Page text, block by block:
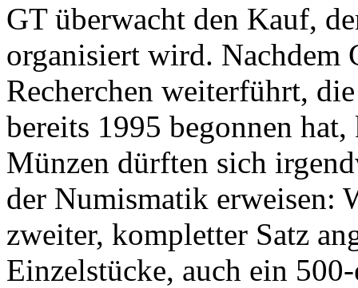
GT überwacht den Kauf,
organisiert wird. Nachdem
Recherchen weiterführt,
bereits 1995 begonnen
Münzen dürften sich
der Numismatik erweisen:
zweiter, kompletter Satz
Einzelstücke, auch ein